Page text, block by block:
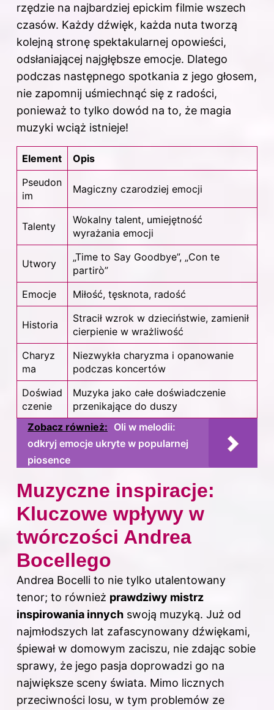
rzędzie na najbardziej epickim filmie wszech
czasów. Każdy dźwięk, każda nuta tworzą
kolejną stronę spektakularnej opowieści,
odsłaniającej najgłębsze emocje. Dlatego
podczas następnego spotkania z jego głosem,
nie zapomnij uśmiechnąć się z radości,
ponieważ to tylko dowód na to, że magia
muzyki wciąż istnieje!
Element
Opis
Pseudon
im
Magiczny czarodziej emocji
Talenty
Wokalny talent, umiejętność
wyrażania emocji
Utwory
„Time to Say Goodbye”, „Con te
partirò”
Emocje
Miłość, tęsknota, radość
Historia
Stracił wzrok w dzieciństwie, zamienił
cierpienie w wrażliwość
Charyz
ma
Niezwykła charyzma i opanowanie
podczas koncertów
Doświad
czenie
Muzyka jako całe doświadczenie
przenikające do duszy
Zobacz również: Oli w melodii:
odkryj emocje ukryte w popularnej
piosence
Muzyczne inspiracje:
Kluczowe wpływy w
twórczości Andrea
Bocellego
Andrea Bocelli to nie tylko utalentowany
tenor; to również prawdziwy mistrz
inspirowania innych swoją muzyką. Już od
najmłodszych lat zafascynowany dźwiękami,
śpiewał w domowym zaciszu, nie zdając sobie
sprawy, że jego pasja doprowadzi go na
największe sceny świata. Mimo licznych
przeciwności losu, w tym problemów ze